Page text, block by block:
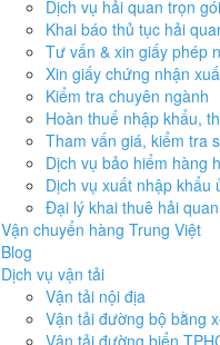
Dịch vụ hải quan trọn gói
Khai báo thủ tục hải
Tư vấn & xin giấy phép
Xin giấy chứng nhận
Kiểm tra chuyên ngành
Hoàn thuế nhập khẩu,
Tham vấn giá, kiểm tra
Dịch vụ bảo hiểm hàng
Dịch vụ xuất nhập khẩu
Đại lý khai thuê hải quan
Vận chuyển hàng Trung Việt
Blog
Dịch vụ vận tải
Vận tải nội địa
Vận tải đường bộ bằng
Vận tải đường biển